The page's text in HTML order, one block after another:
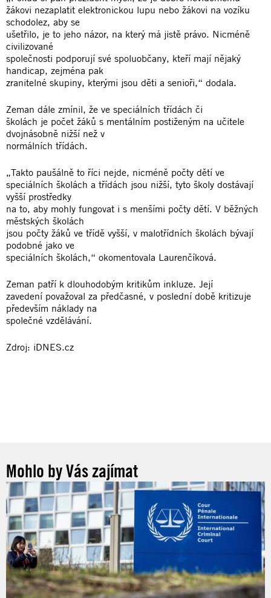
žákovi nezaplatit elektronickou lupu nebo žákovi na vozíku
schodolez, aby se
ušetřilo, je to jeho názor, na který má jistě právo. Nicméně
civilizované
společnosti podporují své spoluobčany, kteří mají nějaký
handicap, zejména pak
zranitelné skupiny, kterými jsou děti a senioři,“ dodala.
Zeman dále zmínil, že ve speciálních třídách či
školách je počet žáků s mentálním postiženým na učitele
dvojnásobně nižší než v
normálních třídách.
„Takto paušálně to říci nejde, nicméně počty dětí ve
speciálních školách a třídách jsou nižší, tyto školy dostávají
vyšší prostředky
na to, aby mohly fungovat i s menšími počty dětí. V běžných
městských školách
jsou počty žáků ve třídě vyšší, v malotřídních školách bývají
podobné jako ve
speciálních školách,“ okomentovala Laurenčíková.
Zeman patří k dlouhodobým kritikům inkluze. Její
zavedení považoval za předčasné, v poslední době kritizuje
především náklady na
společné vzdělávání.
Zdroj: iDNES.cz
Mohlo by Vás zajímat